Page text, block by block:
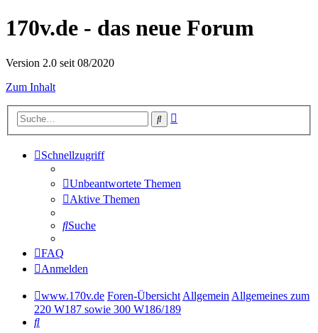
170v.de - das neue Forum
Version 2.0 seit 08/2020
Zum Inhalt
Suche
Schnellzugriff
Unbeantwortete Themen
Aktive Themen
Suche
FAQ
Anmelden
www.170v.de Foren-ÜbersichtAllgemeinAllgemeines zum
220 W187 sowie 300 W186/189
Suche